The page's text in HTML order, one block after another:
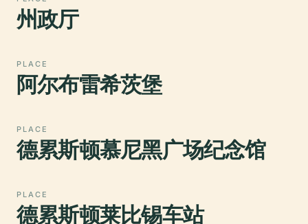
州政厅
PLACE
阿尔布雷希茨堡
PLACE
德累斯顿慕尼黑广场纪念馆
PLACE
德累斯顿莱比锡车站